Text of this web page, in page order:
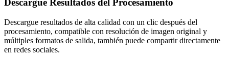
Descargue Resultados del Procesamiento
Descargue resultados de alta calidad con un clic después del
procesamiento, compatible con resolución de imagen original y
múltiples formatos de salida, también puede compartir directamente
en redes sociales.